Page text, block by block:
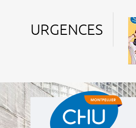
URGENCES